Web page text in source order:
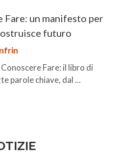
Fare: un manifesto per
futuro
Fare: il libro di
parole chiave, dal ...